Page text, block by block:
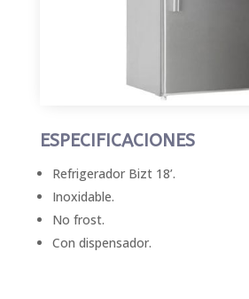
ESPECIFICACIONES
Refrigerador Bizt 18’.
Inoxidable.
No frost.
Con dispensador.